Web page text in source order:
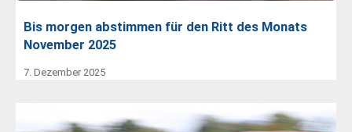
Bis morgen abstimmen für den Ritt des Monats
November 2025
7. Dezember 2025